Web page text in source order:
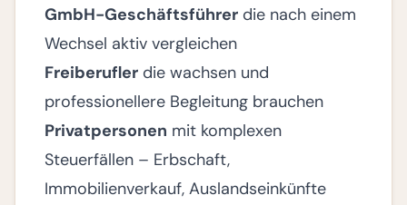
GmbH-Geschäftsführer die nach einem
Wechsel aktiv vergleichen
Freiberufler die wachsen und
professionellere Begleitung brauchen
Privatpersonen mit komplexen
Steuerfällen – Erbschaft,
Immobilienverkauf, Auslandseinkünfte